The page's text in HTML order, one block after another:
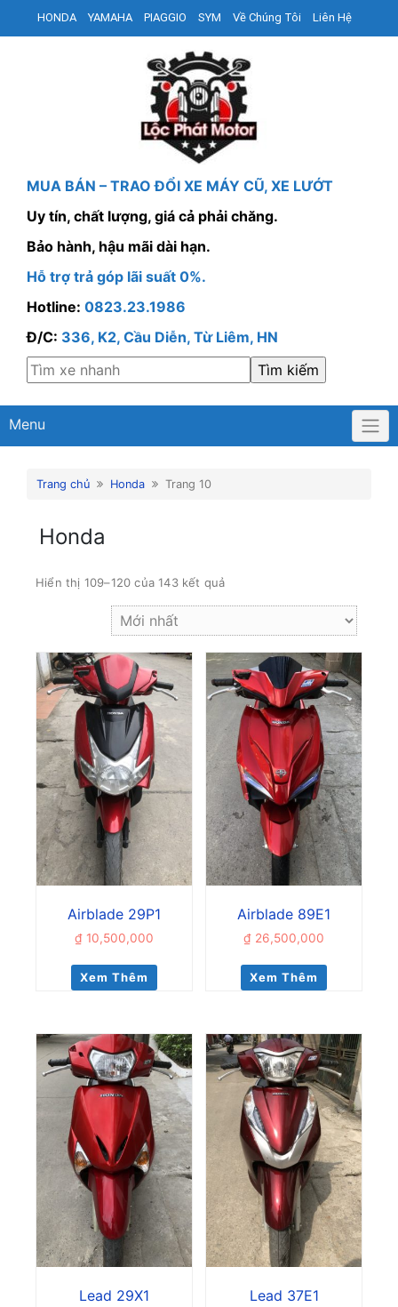
HONDA YAMAHA PIAGGIO SYM Về Chúng Tôi Liên Hệ
MUA BÁN – TRAO ĐỔI XE MÁY CŨ, XE LƯỚT
Uy tín, chất lượng, giá cả phải chăng.
Bảo hành, hậu mãi dài hạn.
Hỗ trợ trả góp lãi suất 0%.
Hotline: 0823.23.1986
Đ/C: 336, K2, Cầu Diễn, Từ Liêm, HN
Menu
Trang chủ Honda Trang 10
Honda
Hiển thị 109–120 của 143 kết quả
Airblade 29P1
₫10,500,000
Xem Thêm
Airblade 89E1
₫ 26,500,000
Xem Thêm
Lead 29X1 Lead 37E1